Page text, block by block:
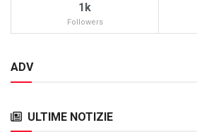
1k
Followers
ADV
ULTIME NOTIZIE